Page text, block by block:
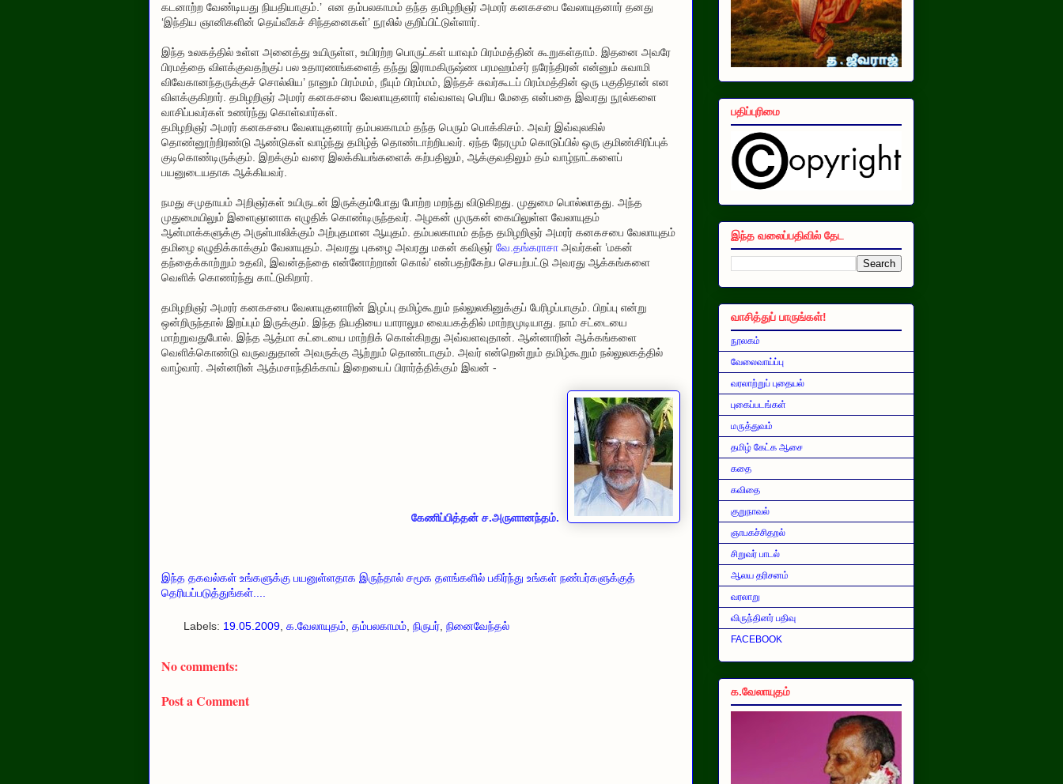
கடனாற்ற வேண்டியது நியதியாகும்.’ என தம்பலகாமம் தந்த தமிழறிஞர் அமரர் கனகசபை வேலாயுதனார் தனது
‘இந்திய ஞானிகளின் தெய்வீகச் சிந்தனைகள்’ நூலில் குறிப்பிட்டுள்ளார்.
இந்த உலகத்தில் உள்ள அனைத்து உயிருள்ள, உயிரற்ற பொருட்கள் யாவும் பிரம்மத்தின் கூறுகள்தாம். இதனை அவரே
பிரமத்தை விளக்குவதற்குப் பல உதாரணங்களைத் தந்து இராமகிருஷ்ண பரமஹம்சர் நரேந்திரன் என்னும் சுவாமி
விவேகானந்தருக்குச் சொல்லிய’ நானும் பிரம்மம், நீயும் பிரம்மம், இந்தச் சுவர்கூடப் பிரம்மத்தின் ஒரு பகுதிதான் என
விளக்குகிறார். தமிழறிஞர் அமரர் கனகசபை வேலாயுதனார் எவ்வளவு பெரிய மேதை என்பதை இவரது நூல்களை
வாசிப்பவர்கள் உணர்ந்து கொள்வார்கள்.
தமிழறிஞர் அமரர் கனகசபை வேலாயுதனார் தம்பலகாமம் தந்த பெரும் பொக்கிசம். அவர் இவ்வுலகில்
தொண்னூற்றிரண்டு ஆண்டுகள் வாழ்ந்து தமிழ்த் தொண்டாற்றியவர். ஏந்த நேரமும் கொடுப்பில் ஒரு குமிண்சிரிப்புக்
குடிகொண்டிருக்கும். இறக்கும் வரை இலக்கியங்களைக் கற்பதிலும், ஆக்குவதிலும் தம் வாழ்நாட்களைப்
பயனுடையதாக ஆக்கியவர்.
நமது சமுதாயம் அறிஞர்கள் உயிருடன் இருக்கும்போது போற்ற மறந்து விடுகிறது. முதுமை பொல்லாதது. அந்த
முதுமையிலும் இளைஞானாக எழுதிக் கொண்டிருந்தவர். அழகன் முருகன் கையிலுள்ள வேலாயுதம்
ஆன்மாக்களுக்கு அருள்பாலிக்கும் அற்புதமான ஆயுதம். தம்பலகாமம் தந்த தமிழறிஞர் அமரர் கனகசபை வேலாயுதம்
தமிழை எழுதிக்காக்கும் வேலாயுதம். அவரது புகழை அவரது மகன் கவிஞர் வே.தங்கராசா அவர்கள் ’மகன்
தந்தைக்காற்றும் உதவி, இவன்தந்தை என்னோற்றான் கொல்’ என்பதற்கேற்ப செயற்பட்டு அவரது ஆக்கங்களை
வெளிக் கொணர்ந்து காட்டுகிறார்.
தமிழறிஞர் அமரர் கனகசபை வேலாயுதனாரின் இழப்பு தமிழ்கூறும் நல்லுலகினுக்குப் பேரிழப்பாகும். பிறப்பு என்று
ஒன்றிருந்தால் இறப்பும் இருக்கும். இந்த நியதியை யாராலும வையகத்தில் மாற்றமுடியாது. நாம் சட்டையை
மாற்றுவதுபோல். இந்த ஆத்மா கட்டையை மாற்றிக் கொள்கிறது அவ்வளவுதான். ஆன்னாரின் ஆக்கங்களை
வெளிக்கொண்டு வருவதுதான் அவருக்கு ஆற்றும் தொண்டாகும். அவர் என்றென்றும் தமிழ்கூறும் நல்லுலகத்தில்
வாழ்வார். அன்னரின் ஆத்மசாந்திக்காய் இறையைப் பிரார்த்திக்கும் இவன் -
கேணிப்பித்தன் ச.அருளானந்தம்.
இந்த தகவல்கள் உங்களுக்கு பயனுள்ளதாக இருந்தால் சமூக தளங்களில் பகிர்ந்து உங்கள் நண்பர்களுக்குத்
தெரியப்படுத்துங்கள்....
Labels: 19.05.2009, க.வேலாயுதம், தம்பலகாமம், நிருபர், நினைவேந்தல்
No comments:
Post a Comment
பதிப்புரிமை
இந்த வலைப்பதிவில் தேட
வாசித்துப் பாருங்கள்!
நூலகம்
வேலைவாய்ப்பு
வரலாற்றுப் புதையல்
புகைப்படங்கள்
மருத்துவம்
தமிழ் கேட்க ஆசை
கதை
கவிதை
குறுநாவல்
ஞாபகச்சிதறல்
சிறுவர் பாடல்
ஆலய தரிசனம்
வரலாறு
விருந்தினர் பதிவு
FACEBOOK
க.வேலாயுதம்